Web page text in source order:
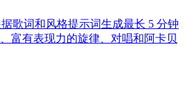
歌词和风格提示词生成最长 5 分钟
富有表现力的旋律、对唱和阿卡贝